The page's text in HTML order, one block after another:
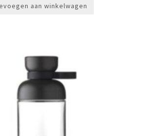
aan winkelwagen